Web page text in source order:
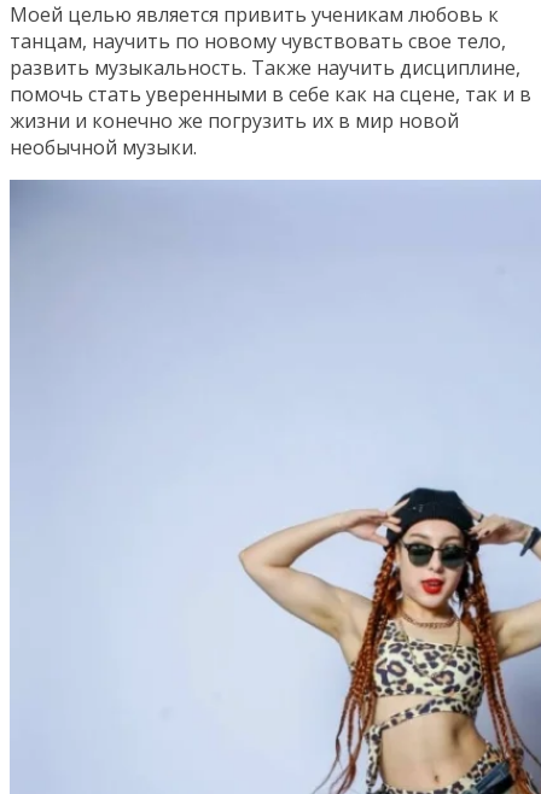
Моей целью является привить ученикам любовь к
танцам, научить по новому чувствовать свое тело,
развить музыкальность. Также научить дисциплине,
помочь стать уверенными в себе как на сцене, так и в
жизни и конечно же погрузить их в мир новой
необычной музыки.